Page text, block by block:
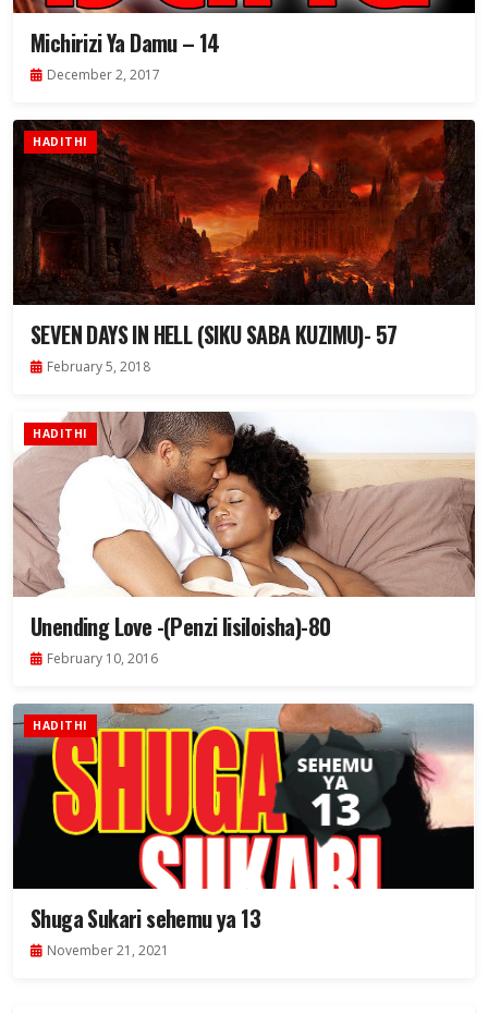
Michirizi Ya Damu – 14
December 2, 2017
HADITHI
SEVEN DAYS IN HELL (SIKU SABA KUZIMU)- 57
February 5, 2018
HADITHI
Unending Love -(Penzi lisiloisha)-80
February 10, 2016
HADITHI
Shuga Sukari sehemu ya 13
November 21, 2021